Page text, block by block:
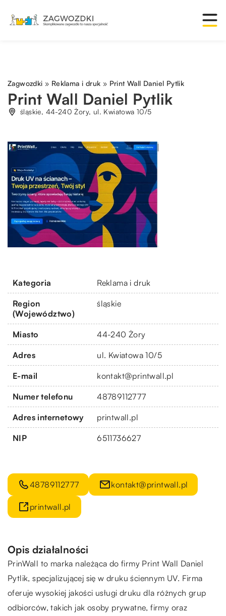
Zagwozdki » Reklama i druk » Print Wall Daniel Pytlik
Print Wall Daniel Pytlik
śląskie, 44-240 Żory, ul. Kwiatowa 10/5
Kategoria Reklama i druk
Region
(Województwo)
śląskie
Miasto 44-240 Żory
Adres ul. Kwiatowa 10/5
E-mail kontakt@printwall.pl
Numer telefonu 48789112777
Adres internetowy printwall.pl
NIP 6511736627
48789112777 kontakt@printwall.pl
printwall.pl
Opis działalności
PrinWall to marka należąca do firmy Print Wall Daniel
Pytlik, specjalizującej się w druku ściennym UV. Firma
oferuje wysokiej jakości usługi druku dla różnych grup
odbiorców, takich jak osoby prywatne, firmy oraz